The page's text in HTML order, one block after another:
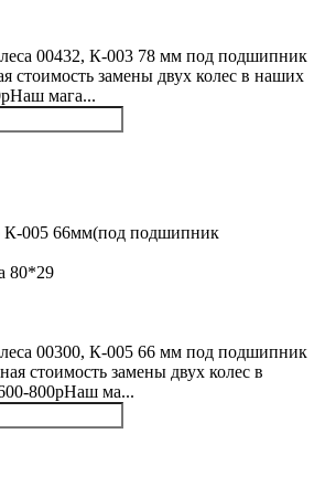
00432, К-003 78 мм под подшипник
стоимость замены двух колес в наших
мага...
80*29
00300, К-005 66 мм под подшипник
стоимость замены двух колес в
800рНаш ма...